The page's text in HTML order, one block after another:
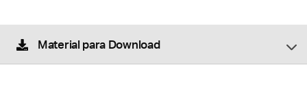
Material para Download